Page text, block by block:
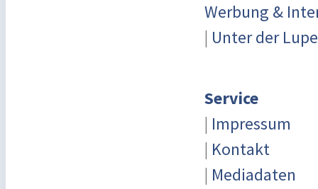
Werbung &
| Unter der Lupe
Service
| Impressum
| Kontakt
| Mediadaten